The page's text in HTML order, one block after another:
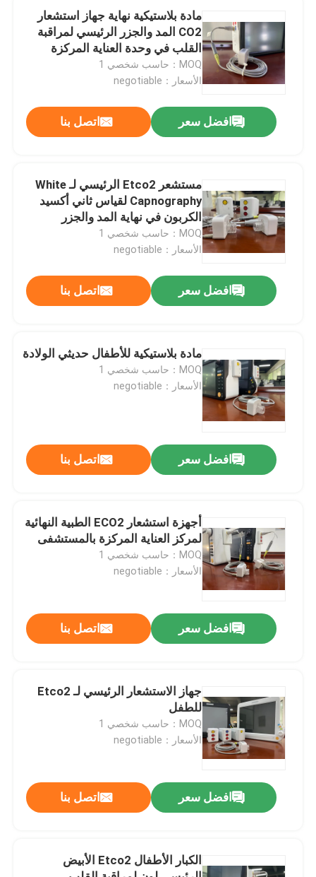
منزل
أشرطة فيديو
حول بنا
ضبط الجودة
اتصل بنا
جميع القضايا
مادة بلاستيكية نهاية جهاز استشعار
CO2 المد والجزر الرئيسي لمراقبة
القلب في وحدة العناية المركزة
MOQ：حاسب شخصي 1
الأسعار：negotiable
افضل سعر اتصل بنا
مستشعر Etco2 الرئيسي لـ White
Capnography لقياس ثاني أكسيد
الكربون في نهاية المد والجزر
MOQ：حاسب شخصي 1
الأسعار：negotiable
افضل سعر اتصل بنا
مادة بلاستيكية للأطفال حديثي الولادة
MOQ：حاسب شخصي 1
الأسعار：negotiable
افضل سعر اتصل بنا
أجهزة استشعار ECO2 الطبية النهائية
لمركز العناية المركزة بالمستشفى
MOQ：حاسب شخصي 1
الأسعار：negotiable
افضل سعر اتصل بنا
جهاز الاستشعار الرئيسي لـ Etco2
للطفل
MOQ：حاسب شخصي 1
الأسعار：negotiable
افضل سعر اتصل بنا
الكبار الأطفال Etco2 الأبيض